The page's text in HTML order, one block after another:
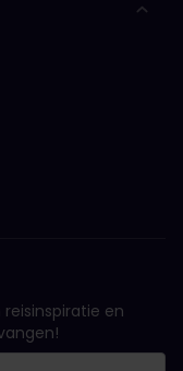
en